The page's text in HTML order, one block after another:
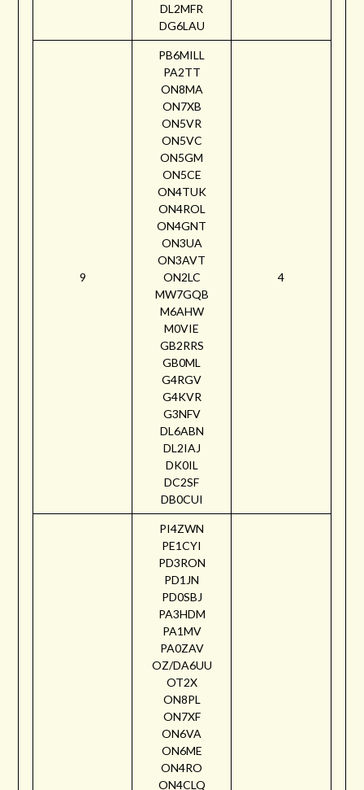
DL2MFR
DG6LAU
9
PB6MILL
PA2TT
ON8MA
ON7XB
ON5VR
ON5VC
ON5GM
ON5CE
ON4TUK
ON4ROL
ON4GNT
ON3UA
ON3AVT
ON2LC
MW7GQB
M6AHW
M0VIE
GB2RRS
GB0ML
G4RGV
G4KVR
G3NFV
DL6ABN
DL2IAJ
DK0IL
DC2SF
DB0CUI
4
PI4ZWN
PE1CYI
PD3RON
PD1JN
PD0SBJ
PA3HDM
PA1MV
PA0ZAV
OZ/DA6UU
OT2X
ON8PL
ON7XF
ON6VA
ON6ME
ON4RO
ON4CLQ